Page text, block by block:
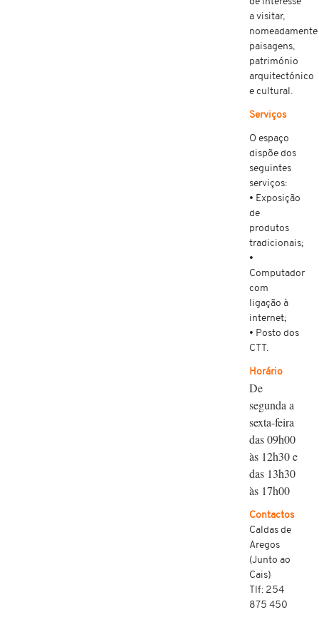
a visitar,
nomeadamente
paisagens,
património
arquitectónico
e cultural.
Serviços
O espaço
dispõe dos
seguintes
serviços:
• Exposição
de
produtos
tradicionais;
•
Computador
com
ligação à
internet;
• Posto dos
CTT.
Horário
De
segunda a
sexta-feira
das 09h00
às 12h30 e
das 13h30
às 17h00
Contactos
Caldas de
Aregos
(Junto ao
Cais)
Tlf: 254
875 450